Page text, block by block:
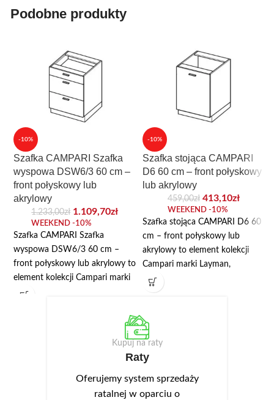
Podobne produkty
-10%
Szafka CAMPARI Szafka
wyspowa DSW6/3 60 cm –
front połyskowy lub
akrylowy
1.233,00zł 1.109,70zł
WEEKEND -10%
Szafka CAMPARI Szafka
wyspowa DSW6/3 60 cm –
front połyskowy lub akrylowy to
element kolekcji Campari marki
Layman, przeznaczony do
82/87 cm. W danych produktu
front akrylowy. Szafka wyspowa
-10%
Szafka stojąca CAMPARI
D6 60 cm – front połyskowy
lub akrylowy
459,00zł 413,10zł
WEEKEND -10%
Szafka stojąca CAMPARI D6 60
cm – front połyskowy lub
akrylowy to element kolekcji
Campari marki Layman,
przeznaczony do modułowej
zabudowy kuchni. Najważniejsze
wysokość 82/87 cm. W danych
produktu wskazano: płyta
laminowana, front akrylowy.
Duża, jednodrzwiowa szafka
stojąca D6 jest elementem
kolekcji Campari.
Kupuj na raty
Raty
Oferujemy system sprzedaży
ratalnej w oparciu o